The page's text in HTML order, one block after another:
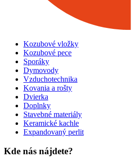
Kozubové vložky
Kozubové pece
Sporáky
Dymovody
Vzduchotechnika
Kovania a rošty
Dvierka
Doplnky
Stavebné materiály
Keramické kachle
Expandovaný perlit
Kde nás nájdete?